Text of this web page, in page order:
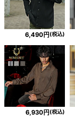
6,490円 (税込)
6,930円 (税込)